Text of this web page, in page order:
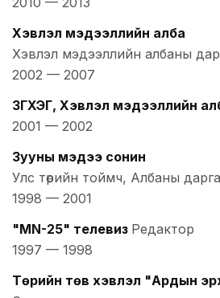
Хэвлэл мэдээллийн алба
Хэвлэл мэдээллийн албаны
2002 — 2007
ЗГХЭГ, Хэвлэл мэдээллийн
2001 — 2002
Зууны мэдээ сонин
Улс төрийн тоймч, Албаны дарга
1998 — 2001
"MN-25" телевиз Редактор
1997 — 1998
Төрийн төв хэвлэл "Ардын